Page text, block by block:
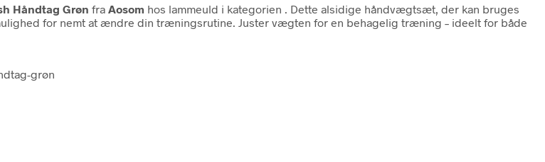
Håndtag Grøn fra Aosom hos lammeuld i kategorien
. Dette alsidige håndvægtsæt, der kan bruges
for nemt at ændre din træningsrutine. Juster vægten for en behagelig træning – ideelt for både
grøn